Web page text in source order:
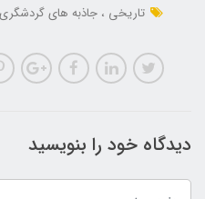
تاریخی
جاذبه های
دیدگاه خود را بنویسید